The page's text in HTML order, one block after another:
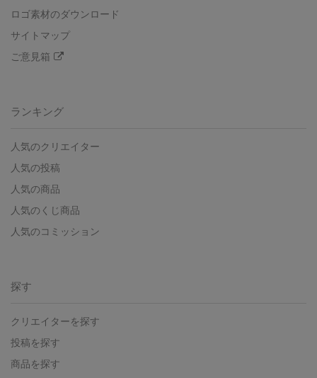
ロゴ素材のダウンロード
サイトマップ
ご意見箱
ランキング
人気のクリエイター
人気の投稿
人気の商品
人気のくじ商品
人気のコミッション
探す
クリエイターを探す
投稿を探す
商品を探す